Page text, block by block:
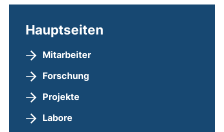
Hauptseiten
Mitarbeiter
Forschung
Projekte
Labore